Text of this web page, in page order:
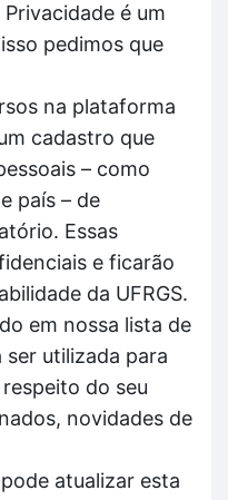
é um
pedimos que
na plataforma
cadastro que
– como
país – de
Essas
e ficarão
da UFRGS.
em nossa lista de
utilizada para
do seu
novidades de
atualizar esta